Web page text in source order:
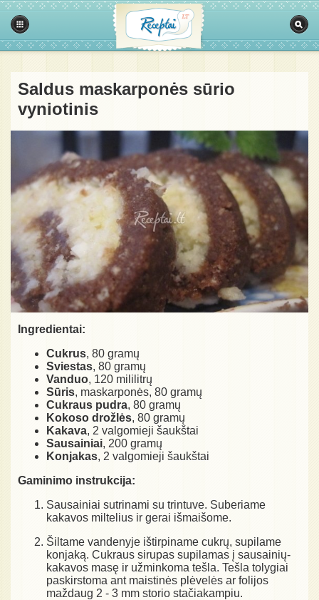
Saldus maskarponės sūrio
vyniotinis
Ingredientai:
Cukrus, 80 gramų
Sviestas, 80 gramų
Vanduo, 120 mililitrų
Sūris, maskarponės, 80 gramų
Cukraus pudra, 80 gramų
Kokoso drožlės, 80 gramų
Kakava, 2 valgomieji šaukštai
Sausainiai, 200 gramų
Konjakas, 2 valgomieji šaukštai
Gaminimo instrukcija:
Sausainiai sutrinami su trintuve. Suberiame
kakavos miltelius ir gerai išmaišome.
Šiltame vandenyje ištirpiname cukrų, supilame
konjaką. Cukraus sirupas supilamas į sausainių-
kakavos masę ir užminkoma tešla. Tešla tolygiai
paskirstoma ant maistinės plėvelės ar folijos
maždaug 2 - 3 mm storio stačiakampiu.